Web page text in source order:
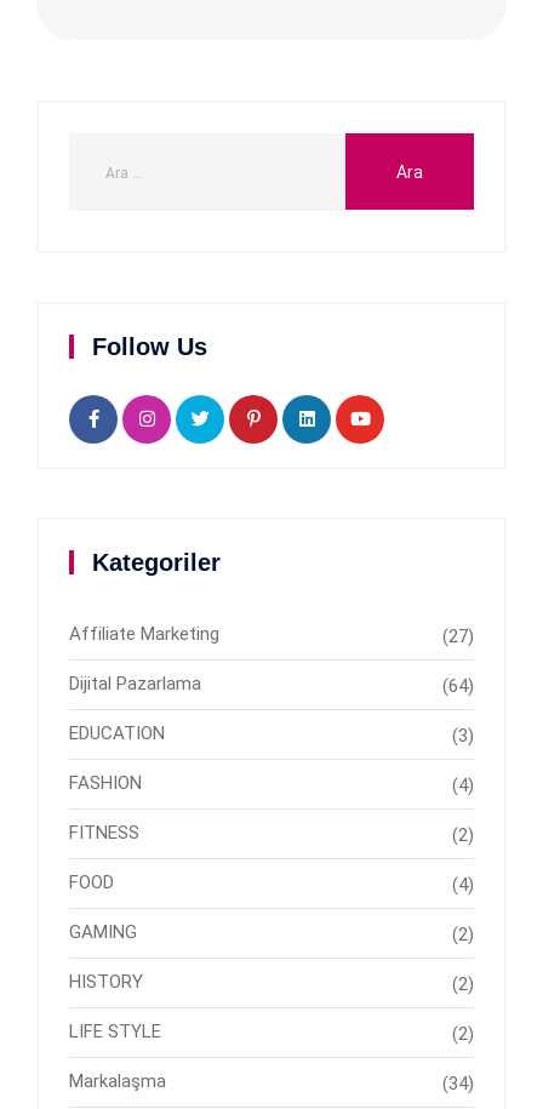
Follow Us
Kategoriler
Affiliate Marketing (27)
Dijital Pazarlama (64)
EDUCATION (3)
FASHION (4)
FITNESS (2)
FOOD (4)
GAMING (2)
HISTORY (2)
LIFE STYLE (2)
Markalaşma (34)